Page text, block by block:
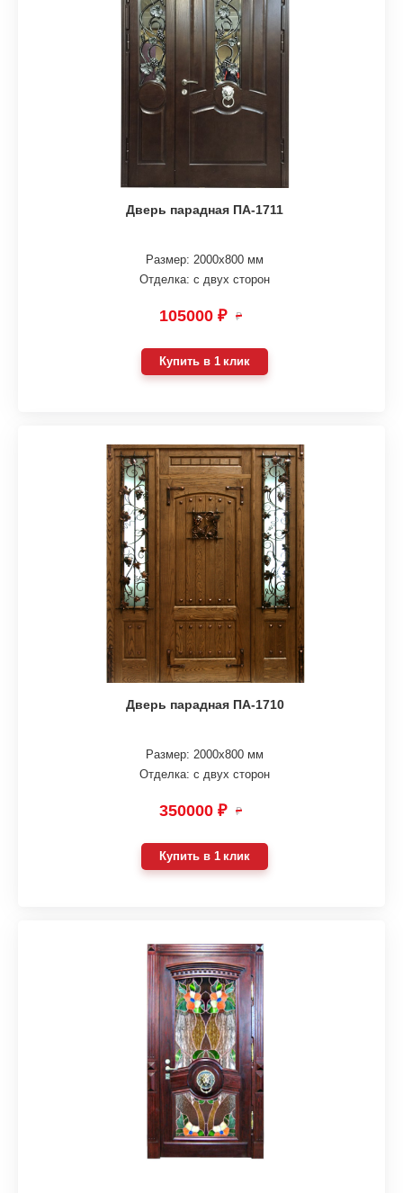
Дверь парадная ПА-1711
Размер: 2000х800 мм
Отделка: с двух сторон
105000 ₽ ₽
Купить в 1 клик
Дверь парадная ПА-1710
Размер: 2000х800 мм
Отделка: с двух сторон
350000 ₽ ₽
Купить в 1 клик